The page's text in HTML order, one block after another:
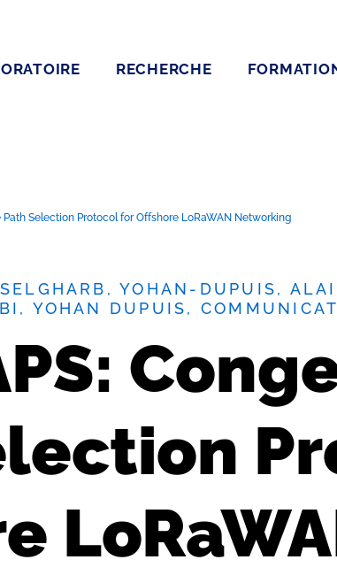
RECHERCHE
Path Selection Protocol for Offshore LoRaWAN Networking
YOHAN-DUPUIS,
YOHAN DUPUIS,